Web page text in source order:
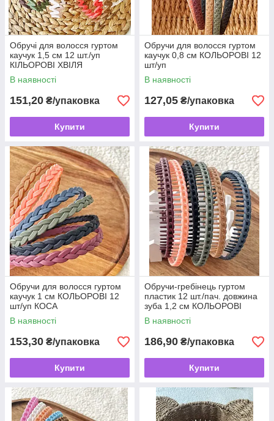
Обручі для волосся гуртом
каучук 1,5 см 12 шт./уп
КІЛЬОРОВІ ХВІЛЯ
В наявності
151,20 ₴/упаковка
Купити
Обручи для волосся гуртом
каучук 0,8 см КОЛЬОРОВІ 12
шт/уп
В наявності
127,05 ₴/упаковка
Купити
Обручи для волосся гуртом
каучук 1 см КОЛЬОРОВІ 12
шт/уп КОСА
В наявності
153,30 ₴/упаковка
Купити
Обручи-гребінець гуртом
пластик 12 шт./пач. довжина
зуба 1,2 см КОЛЬОРОВІ
ЛАНЦЮГ
В наявності
186,90 ₴/упаковка
Купити